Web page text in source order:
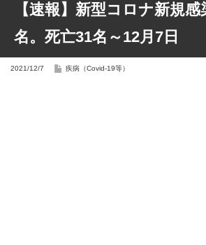
【速報】新型コロナ新規
名。死亡31名～12月7日
2021/12/7 疾病（Covid-19等）